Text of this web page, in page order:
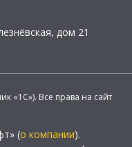
дом 21
«1С»). Все права на сайт
(о компании).